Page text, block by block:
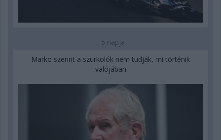
5 napja
Marko szerint a szurkolók nem tudják, mi történik
valójában